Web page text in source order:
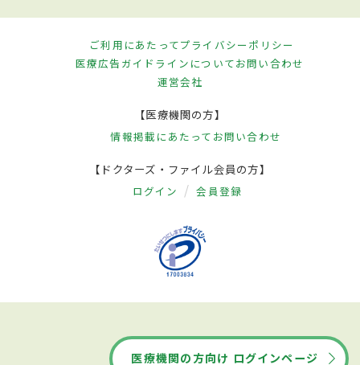
ご利用にあたってプライバシーポリシー
医療広告ガイドラインについてお問い合わせ
運営会社
【医療機関の方】
情報掲載にあたって お問い合わせ
【ドクターズ・ファイル会員の方】
ログイン 会員登録
医療機関の方向け ログインページ